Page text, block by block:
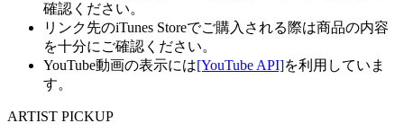
確認ください。
リンク先のiTunes Storeでご購入される際は商品の内容
を十分にご確認ください。
YouTube動画の表示には[YouTube API]を利用していま
す。
ARTIST PICKUP